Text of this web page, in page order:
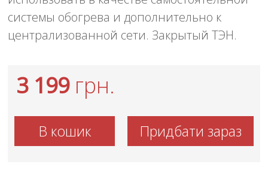
системы обогрева и дополнительно к
централизованной сети. Закрытый ТЭН.
3 199грн.
В кошик Придбати зараз